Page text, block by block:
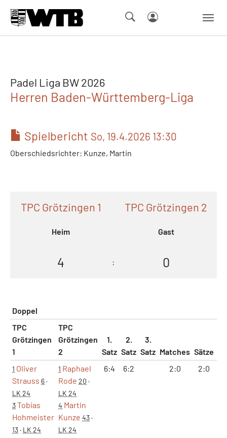
Padel Liga BW 2026
Herren Baden-Württemberg-Liga
Spielbericht So, 19.4.2026 13:30
Oberschiedsrichter: Kunze, Martin
TPC Grötzingen 1
Heim
TPC Grötzingen 2
Gast
4 : 0
Doppel
TPC
Grötzingen
1
TPC
Grötzingen
2
1.
Satz
2.
Satz
3.
Satz Matches Sätze
1 Oliver
Strauss 6·
LK 24
3Tobias
Hohmeister
13· LK 24
1 Raphael
Rode 20 ·
LK 24
4 Martin
Kunze 43·
LK 24
6:4 6:2 2:0 2:0